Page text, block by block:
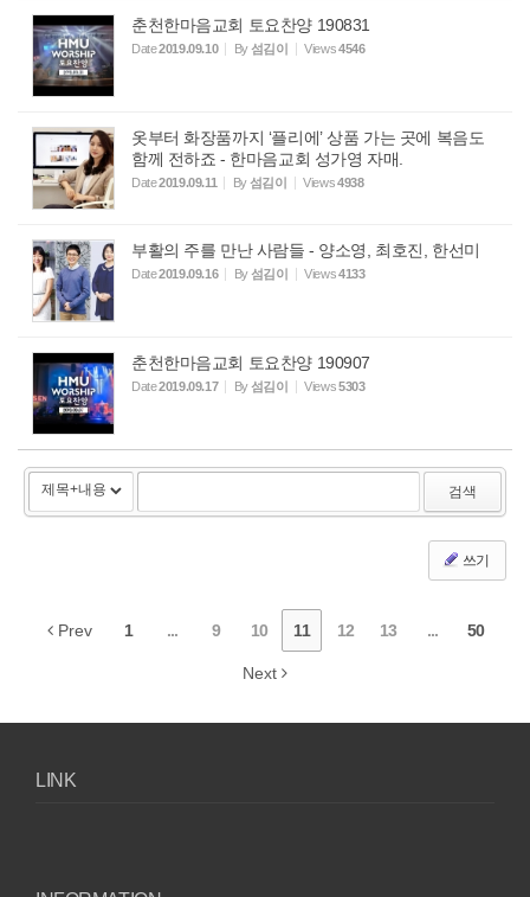
춘천한마음교회 토요찬양 190831
Date2019.09.10 By섬김이 Views4546
옷부터 화장품까지 ‘플리에’ 상품 가는 곳에 복음도
함께 전하죠 - 한마음교회 성가영 자매.
Date2019.09.11 By섬김이 Views4938
부활의 주를 만난 사람들 - 양소영, 최호진, 한선미
Date2019.09.16 By섬김이 Views4133
춘천한마음교회 토요찬양 190907
Date2019.09.17 By섬김이 Views5303
검색
쓰기
Prev 1 ... 9 10 11 12 13 ... 50
Next
LINK